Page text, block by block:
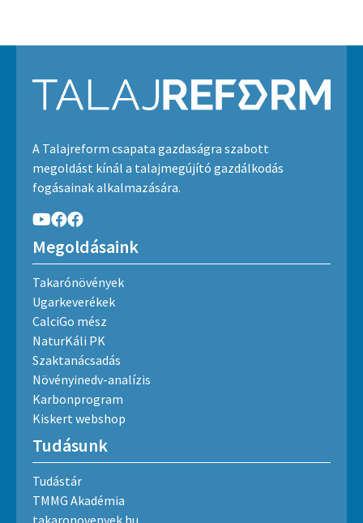
A Talajreform csapata gazdaságra szabott
megoldást kínál a talajmegújító gazdálkodás
fogásainak alkalmazására.
Megoldásaink
Takarónövények
Ugarkeverékek
CalciGo mész
NaturKáli PK
Szaktanácsadás
Növényinedv-analízis
Karbonprogram
Kiskert webshop
Tudásunk
Tudástár
TMMG Akadémia